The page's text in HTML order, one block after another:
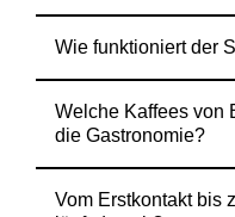
Wie funktioniert der
Welche Kaffees von
die Gastronomie?
Vom Erstkontakt bis